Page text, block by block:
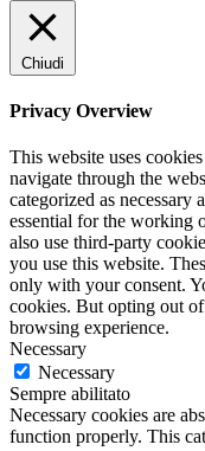
Chiudi
Privacy Overview
This website uses
navigate through the
categorized as necessary
essential for the working
also use third-party
you use this website.
only with your consent.
cookies. But opting out
browsing experience.
Necessary
Necessary
Sempre abilitato
Necessary cookies are
function properly. This